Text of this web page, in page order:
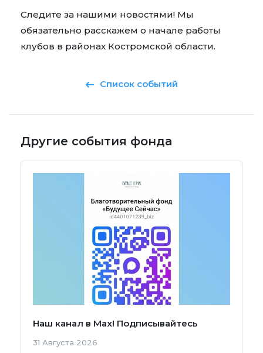
Следите за нашими новостями! Мы
обязательно расскажем о начале работы
клубов в районах Костромской области.
Список событий
Другие события фонда
Наш канал в Мах! Подписывайтесь
31 Августа 2026